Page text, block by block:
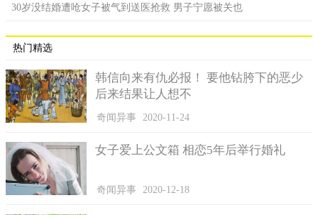
30岁没结婚遭呛女子被气到送医抢救 男子宁愿被关也
热门精选
韩信向来有仇必报！ 要他钻胯下的恶少
后来结果让人想不
奇闻异事 2020-11-24
女子爱上公文箱 相恋5年后举行婚礼
奇闻异事 2020-12-18